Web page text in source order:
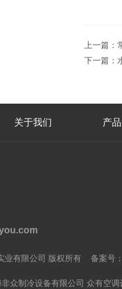
上一篇：
下一篇：
关于我们 产
业有限公司 版权所有 备案号
非众制冷设备有限公司 众有空调